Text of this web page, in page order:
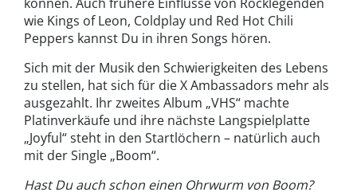
wie Kings of Leon, Coldplay und Red Hot Chili
Peppers kannst Du in ihren Songs hören.
Sich mit der Musik den Schwierigkeiten des Lebens
zu stellen, hat sich für die X Ambassadors mehr als
ausgezahlt. Ihr zweites Album „VHS“ machte
Platinverkäufe und ihre nächste Langspielplatte
„Joyful“ steht in den Startlöchern – natürlich auch
mit der Single „Boom“.
Hast Du auch schon einen Ohrwurm von Boom?